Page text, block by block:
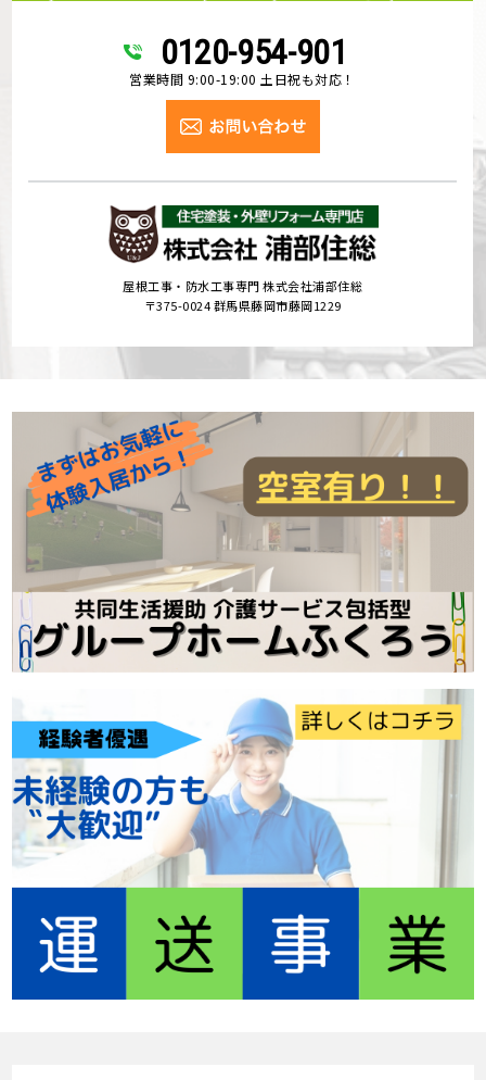
0120-954-901
営業時間 9:00-19:00 土日祝も対応！
屋根工事・防水工事専門 株式会社浦部住総
〒375-0024 群馬県藤岡市藤岡1229